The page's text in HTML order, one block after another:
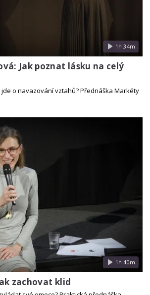
1h 34m
Jak poznat lásku na celý
o navazování vztahů? Přednáška Markéty
1h 40m
zachovat klid